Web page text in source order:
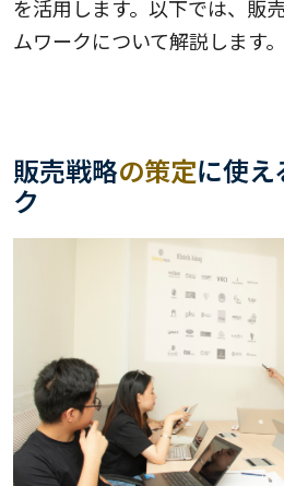
を活用します。以下では、販
ムワークについて解説します。
販売戦略の策定に使え
ク